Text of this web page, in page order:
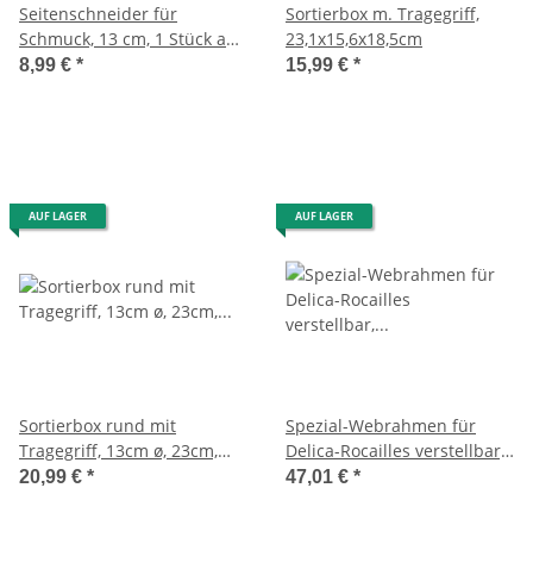
Seitenschneider für
Schmuck, 13 cm, 1 Stück auf
Blisterkarte
8,99 € *
Sortierbox m. Tragegriff,
23,1x15,6x18,5cm
15,99 € *
AUF LAGER
Sortierbox rund mit
Tragegriff, 13cm ø, 23cm,
inkl. 6 Einsätze á 8 Fächer
20,99 € *
AUF LAGER
Spezial-Webrahmen für
Delica-Rocailles verstellbar,
12x32 cm, Webbreite 9,5 cm
47,01 € *